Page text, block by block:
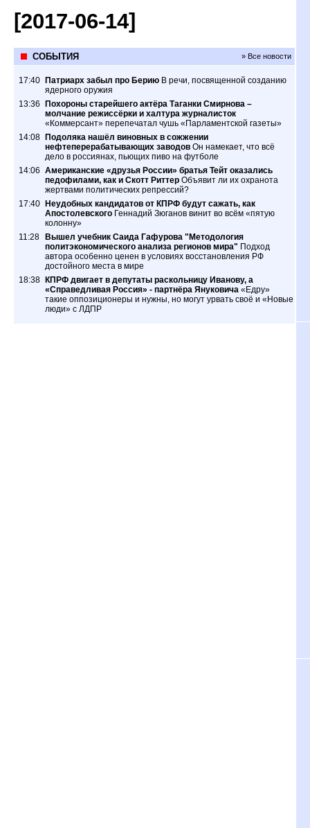
[2017-06-14]
СОБЫТИЯ » Все новости
17:40 Патриарх забыл про Берию В речи, посвященной созданию
ядерного оружия
13:36 Похороны старейшего актёра Таганки Смирнова –
молчание режиссёрки и халтура журналисток
«Коммерсант» перепечатал чушь «Парламентской газеты»
14:08 Подоляка нашёл виновных в сожжении
нефтеперерабатывающих заводов Он намекает, что всё
дело в россиянах, пьющих пиво на футболе
14:06 Американские «друзья России» братья Тейт оказались
педофилами, как и Скотт Риттер Объявит ли их охранота
жертвами политических репрессий?
17:40 Неудобных кандидатов от КПРФ будут сажать, как
Апостолевского Геннадий Зюганов винит во всём «пятую
колонну»
11:28 Вышел учебник Саида Гафурова "Методология
политэкономического анализа регионов мира" Подход
автора особенно ценен в условиях восстановления РФ
достойного места в мире
18:38 КПРФ двигает в депутаты раскольницу Иванову, а
«Справедливая Россия» - партнёра Януковича «Едру»
такие оппозиционеры и нужны, но могут урвать своё и «Новые
люди» с ЛДПР